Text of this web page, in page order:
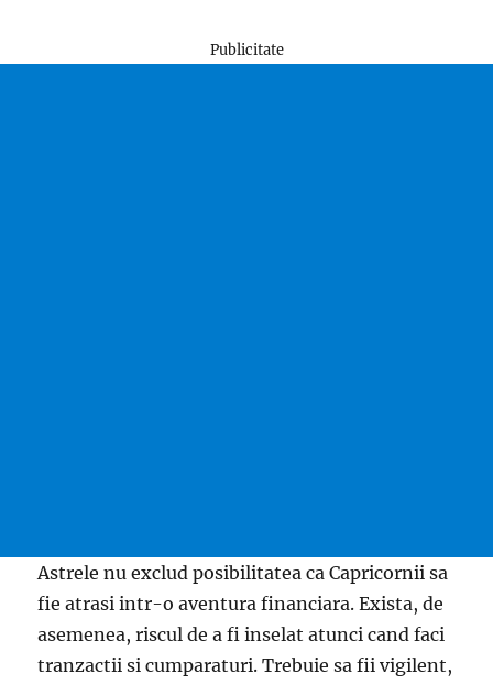
Publicitate
Astrele nu exclud posibilitatea ca Capricornii sa
fie atrasi intr-o aventura financiara. Exista, de
asemenea, riscul de a fi inselat atunci cand faci
tranzactii si cumparaturi. Trebuie sa fii vigilent,